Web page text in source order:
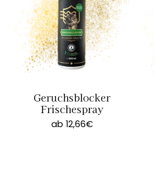
Geruchsblocker
Frischespray
ab 12,66€